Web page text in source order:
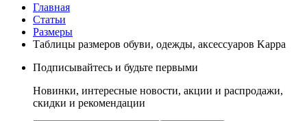
Главная
Статьи
Размеры
Таблицы размеров обуви, одежды, аксессуаров Kappa
Подписывайтесь и будьте первыми
Новинки, интересные новости, акции и распродажи,
скидки и рекомендации